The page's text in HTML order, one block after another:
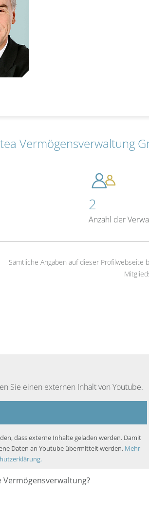
Vermögensverwaltung
2
Anzahl der
Sämtliche Angaben auf dieser Profilwebseite
Sie einen externen Inhalt von Youtube.
dass externe Inhalte geladen werden. Damit
Daten an Youtube übermittelt werden. Mehr